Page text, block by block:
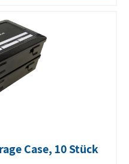
Case, 10 Stück